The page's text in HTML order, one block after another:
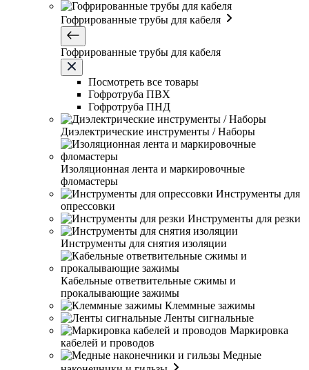
Гофрированные трубы для кабеля
Гофрированные трубы для кабеля
Посмотреть все товары
Гофротруба ПВХ
Гофротруба ПНД
Диэлектрические инструменты / Наборы
Изоляционная лента и маркировочные
фломастеры
Инструменты для
опрессовки
Инструменты для резки
Инструменты для снятия изоляции
Кабельные ответвительные сжимы и
прокалывающие зажимы
Клеммные зажимы
Ленты сигнальные
Маркировка
кабелей и проводов
Медные